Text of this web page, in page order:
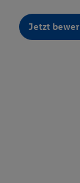
Jetzt